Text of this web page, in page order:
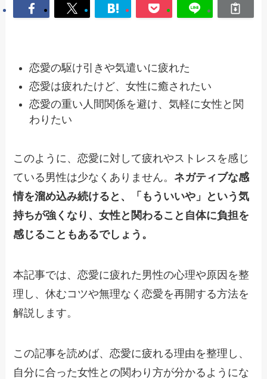
恋愛の駆け引きや気遣いに疲れた
恋愛は疲れたけど、女性に癒されたい
恋愛の重い人間関係を避け、気軽に女性と関
わりたい
このように、恋愛に対して疲れやストレスを感じ
ている男性は少なくありません。 ネガティブな感
情を溜め込み続けると、「もういいや」という気
持ちが強くなり、女性と関わること自体に負担を
感じることもあるでしょう。
本記事では、恋愛に疲れた男性の心理や原因を整
理し、休むコツや無理なく恋愛を再開する方法を
解説します。
この記事を読めば、恋愛に疲れる理由を整理し、
自分に合った女性との関わり方が分かるようにな